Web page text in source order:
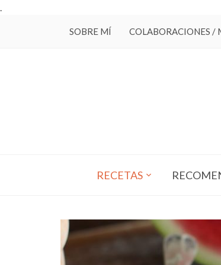
.
SOBRE MÍ COLABORACIONES /
RECETAS